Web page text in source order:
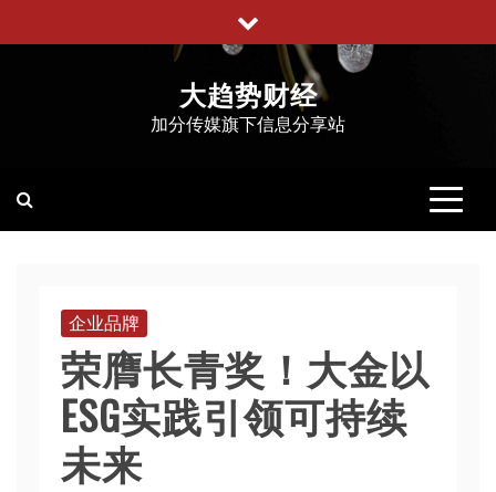
至
大趋势财经
加分传媒旗下信息分享站
企业品牌
荣膺长青奖！大金以
ESG实践引领可持续
未来